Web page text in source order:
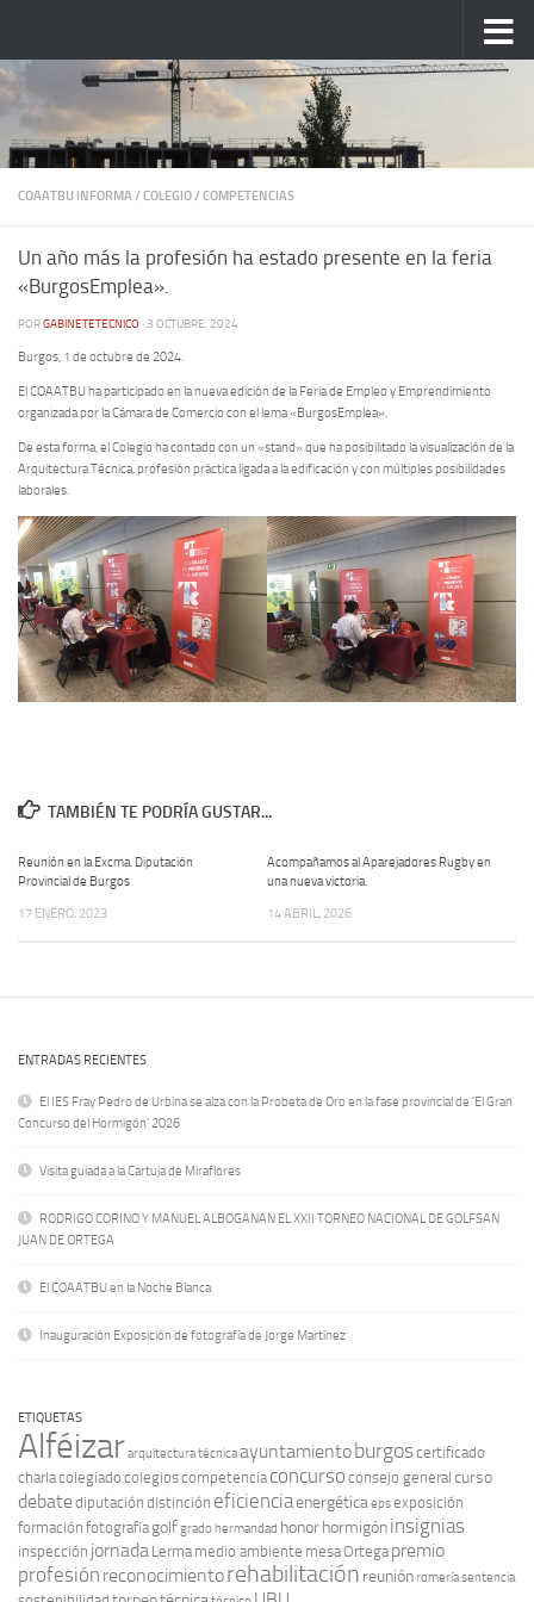
COAATBU INFORMA / COLEGIO/ COMPETENCIAS
Un año más la profesión ha estado presente en la feria
«BurgosEmplea».
PORGABINETETECNICO · 3 OCTUBRE, 2024
Burgos, 1 de octubre de 2024.
El COAATBU ha participado en la nueva edición de la Feria de Empleo y Emprendimiento
organizada por la Cámara de Comercio con el lema «BurgosEmplea».
De esta forma, el Colegio ha contado con un «stand» que ha posibilitado la visualización de la
Arquitectura Técnica, profesión práctica ligada a la edificación y con múltiples posibilidades
laborales.
TAMBIÉN TE PODRÍA GUSTAR...
Reunión en la Excma. Diputación
Provincial de Burgos
17 ENERO, 2023
Acompañamos al Aparejadores Rugby en
una nueva victoria.
14 ABRIL, 2026
ENTRADAS RECIENTES
El IES Fray Pedro de Urbina se alza con la Probeta de Oro en la fase provincial de ‘El Gran
Concurso del Hormigón’ 2026
Visita guiada a la Cartuja de Miraflores
RODRIGO CORINO Y MANUEL ALBOGANAN EL XXII TORNEO NACIONAL DE GOLFSAN
JUAN DE ORTEGA
El COAATBU en la Noche Blanca
Inauguración Exposición de fotografía de Jorge Martínez
ETIQUETAS
Alféizararquitectura técnicaayuntamientoburgoscertificado
charlacolegiado colegioscompetencia concurso consejo general curso
debatediputación distinción eficienciaenergéticaepsexposición
formación fotografía golfgrado hermandad honorhormigóninsignias
inspección jornada Lerma medio ambiente mesaOrtega premio
profesión reconocimientorehabilitación reuniónromeríasentencia